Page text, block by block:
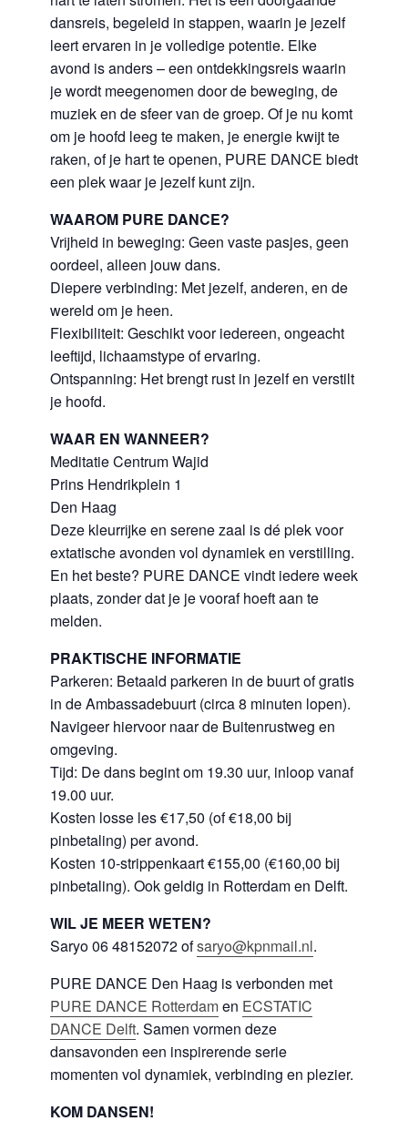
dansreis, begeleid in stappen, waarin je jezelf
leert ervaren in je volledige potentie. Elke
avond is anders – een ontdekkingsreis waarin
je wordt meegenomen door de beweging, de
muziek en de sfeer van de groep. Of je nu komt
om je hoofd leeg te maken, je energie kwijt te
raken, of je hart te openen, PURE DANCE biedt
een plek waar je jezelf kunt zijn.
WAAROM PURE DANCE?
Vrijheid in beweging: Geen vaste pasjes, geen
oordeel, alleen jouw dans.
Diepere verbinding: Met jezelf, anderen, en de
wereld om je heen.
Flexibiliteit: Geschikt voor iedereen, ongeacht
leeftijd, lichaamstype of ervaring.
Ontspanning: Het brengt rust in jezelf en verstilt
je hoofd.
WAAR EN WANNEER?
Meditatie Centrum Wajid
Prins Hendrikplein 1
Den Haag
Deze kleurrijke en serene zaal is dé plek voor
extatische avonden vol dynamiek en verstilling.
En het beste? PURE DANCE vindt iedere week
plaats, zonder dat je je vooraf hoeft aan te
melden.
PRAKTISCHE INFORMATIE
Parkeren: Betaald parkeren in de buurt of gratis
in de Ambassadebuurt (circa 8 minuten lopen).
Navigeer hiervoor naar de Buitenrustweg en
omgeving.
Tijd: De dans begint om 19.30 uur, inloop vanaf
19.00 uur.
Kosten losse les €17,50 (of €18,00 bij
pinbetaling) per avond.
Kosten 10-strippenkaart €155,00 (€160,00 bij
pinbetaling). Ook geldig in Rotterdam en Delft.
WIL JE MEER WETEN?
Saryo 06 48152072 ofsaryo@kpnmail.nl.
PURE DANCE Den Haag is verbonden met
PURE DANCE Rotterdamen ECSTATIC
DANCE Delft. Samen vormen deze
dansavonden een inspirerende serie
momenten vol dynamiek, verbinding en plezier.
KOM DANSEN!